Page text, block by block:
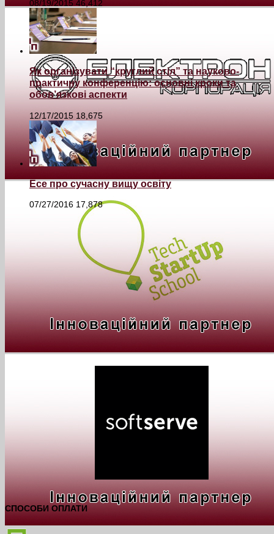
08/19/2015 46,412
Як організувати “круглий стіл” та науково-
практичну конференцію: основні кроки та
обов’язкові аспекти
12/17/2015 18,675
Есе про сучасну вищу освіту
07/27/2016 17,878
СПОСОБИ ОПЛАТИ